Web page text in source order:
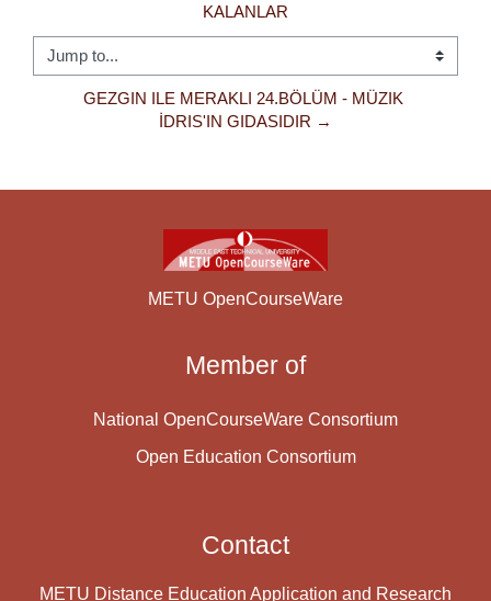
KALANLAR
Jump to...
GEZGIN ILE MERAKLI 24.BÖLÜM - MÜZIK
İDRIS'IN GIDASIDIR →
METU OpenCourseWare
Member of
National OpenCourseWare Consortium
Open Education Consortium
Contact
METU Distance Education Application and Research